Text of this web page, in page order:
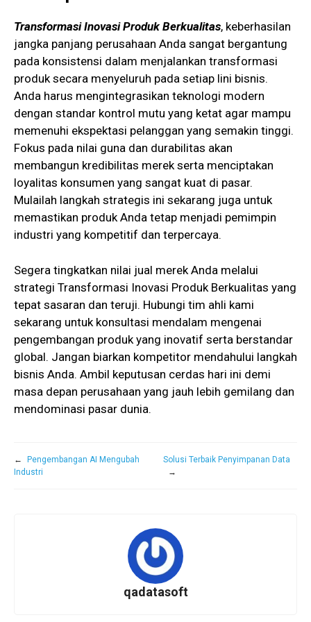
Transformasi Inovasi Produk Berkualitas, keberhasilan
jangka panjang perusahaan Anda sangat bergantung
pada konsistensi dalam menjalankan transformasi
produk secara menyeluruh pada setiap lini bisnis.
Anda harus mengintegrasikan teknologi modern
dengan standar kontrol mutu yang ketat agar mampu
memenuhi ekspektasi pelanggan yang semakin tinggi.
Fokus pada nilai guna dan durabilitas akan
membangun kredibilitas merek serta menciptakan
loyalitas konsumen yang sangat kuat di pasar.
Mulailah langkah strategis ini sekarang juga untuk
memastikan produk Anda tetap menjadi pemimpin
industri yang kompetitif dan terpercaya.
Segera tingkatkan nilai jual merek Anda melalui
strategi Transformasi Inovasi Produk Berkualitas yang
tepat sasaran dan teruji. Hubungi tim ahli kami
sekarang untuk konsultasi mendalam mengenai
pengembangan produk yang inovatif serta berstandar
global. Jangan biarkan kompetitor mendahului langkah
bisnis Anda. Ambil keputusan cerdas hari ini demi
masa depan perusahaan yang jauh lebih gemilang dan
mendominasi pasar dunia.
←
Pengembangan AI Mengubah
Industri
Solusi Terbaik Penyimpanan Data
→
qadatasoft